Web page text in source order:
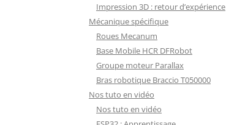
Impression 3D : retour d’expérience
Mécanique spécifique
Roues Mecanum
Base Mobile HCR DFRobot
Groupe moteur Parallax
Bras robotique Braccio T050000
Nos tuto en vidéo
Nos tuto en vidéo